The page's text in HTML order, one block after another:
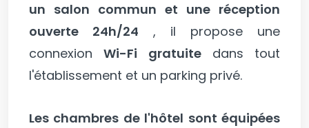
un salon commun et une réception
ouverte 24h/24 , il propose une
connexionWi-Fi gratuitedans tout
l'établissement et un parking privé.
Les chambres de l'hôtel sont équipées